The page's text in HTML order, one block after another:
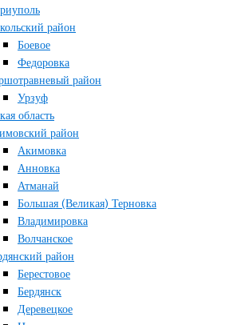
район
Боевое
Федоровка
район
Урзуф
область
район
Акимовка
Анновка
Атманай
Большая (Великая) Терновка
Владимировка
Волчанское
район
Берестовое
Бердянск
Деревецкое